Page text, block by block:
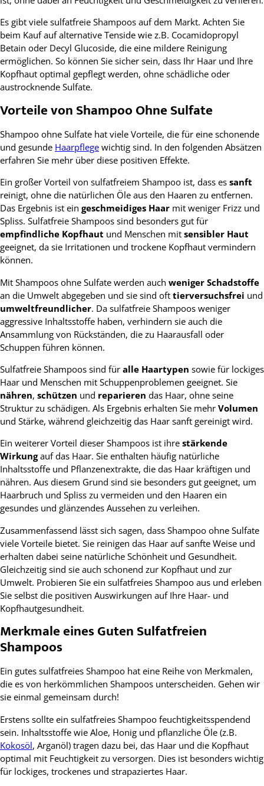
Es gibt viele sulfatfreie Shampoos auf dem Markt. Achten Sie
beim Kauf auf alternative Tenside wie z.B. Cocamidopropyl
Betain oder Decyl Glucoside, die eine mildere Reinigung
ermöglichen. So können Sie sicher sein, dass Ihr Haar und Ihre
Kopfhaut optimal gepflegt werden, ohne schädliche oder
austrocknende Sulfate.
Vorteile von Shampoo Ohne Sulfate
Shampoo ohne Sulfate hat viele Vorteile, die für eine schonende
und gesunde Haarpflege wichtig sind. In den folgenden Absätzen
erfahren Sie mehr über diese positiven Effekte.
Ein großer Vorteil von sulfatfreiem Shampoo ist, dass es sanft
reinigt, ohne die natürlichen Öle aus den Haaren zu entfernen.
Das Ergebnis ist ein geschmeidiges Haar mit weniger Frizz und
Spliss. Sulfatfreie Shampoos sind besonders gut für
empfindliche Kopfhaut und Menschen mit sensibler Haut
geeignet, da sie Irritationen und trockene Kopfhaut vermindern
können.
Mit Shampoos ohne Sulfate werden auch weniger Schadstoffe
an die Umwelt abgegeben und sie sind oft tierversuchsfrei und
umweltfreundlicher. Da sulfatfreie Shampoos weniger
aggressive Inhaltsstoffe haben, verhindern sie auch die
Ansammlung von Rückständen, die zu Haarausfall oder
Schuppen führen können.
Sulfatfreie Shampoos sind für alle Haartypen sowie für lockiges
Haar und Menschen mit Schuppenproblemen geeignet. Sie
nähren, schützen und reparieren das Haar, ohne seine
Struktur zu schädigen. Als Ergebnis erhalten Sie mehr Volumen
und Stärke, während gleichzeitig das Haar sanft gereinigt wird.
Ein weiterer Vorteil dieser Shampoos ist ihre stärkende
Wirkungauf das Haar. Sie enthalten häufig natürliche
Inhaltsstoffe und Pflanzenextrakte, die das Haar kräftigen und
nähren. Aus diesem Grund sind sie besonders gut geeignet, um
Haarbruch und Spliss zu vermeiden und den Haaren ein
gesundes und glänzendes Aussehen zu verleihen.
Zusammenfassend lässt sich sagen, dass Shampoo ohne Sulfate
viele Vorteile bietet. Sie reinigen das Haar auf sanfte Weise und
erhalten dabei seine natürliche Schönheit und Gesundheit.
Gleichzeitig sind sie auch schonend zur Kopfhaut und zur
Umwelt. Probieren Sie ein sulfatfreies Shampoo aus und erleben
Sie selbst die positiven Auswirkungen auf Ihre Haar- und
Kopfhautgesundheit.
Merkmale eines Guten Sulfatfreien
Shampoos
Ein gutes sulfatfreies Shampoo hat eine Reihe von Merkmalen,
die es von herkömmlichen Shampoos unterscheiden. Gehen wir
sie einmal gemeinsam durch!
Erstens sollte ein sulfatfreies Shampoo feuchtigkeitsspendend
sein. Inhaltsstoffe wie Aloe, Honig und pflanzliche Öle (z.B.
Kokosöl, Arganöl) tragen dazu bei, das Haar und die Kopfhaut
optimal mit Feuchtigkeit zu versorgen. Dies ist besonders wichtig
für lockiges, trockenes und strapaziertes Haar.